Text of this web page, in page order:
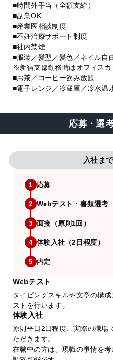
■時間外手当（全額支給）
■副業OK
■産業医相談制度
■不妊治療サポート制度
■社内禁煙
■服装／髪型／髪色／ネイル自
※新宿支部勤務時はオフィスカ
■お茶／コーヒー飲み放題
■電子レンジ／冷蔵庫／冷水温
応募・選
入社ま
1 応募
2 Webテスト・書類選考
3 面接（原則1回）
4 体験入社（2日程度）
5 内定
Webテスト
タイピングスキルや文章の構
ストを行います。
体験入社
原則平日2日程度、実際の職場
ただきます。
在職中の方は、現職の事情を